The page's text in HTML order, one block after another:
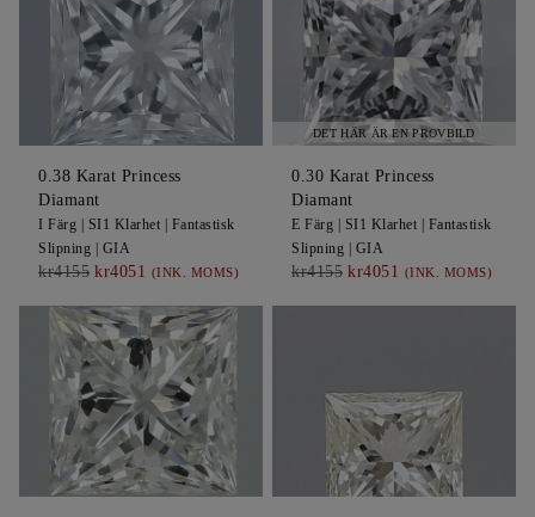
0.38 Karat Princess
Diamant
I Färg | SI1 Klarhet | Fantastisk
Slipning | GIA
kr4155 kr4051 (INK. MOMS)
DET HÄR ÄR EN PROVBILD
0.30 Karat Princess
Diamant
E Färg | SI1 Klarhet | Fantastisk
Slipning | GIA
kr4155 kr4051 (INK. MOMS)